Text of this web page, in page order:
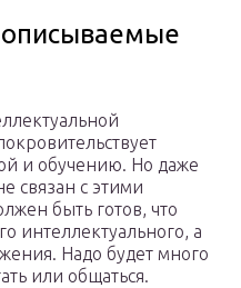
описываемые
и обучению. Но даже
связан с этими
быть готов, что
интеллектуального, а
Надо будет много
или общаться.